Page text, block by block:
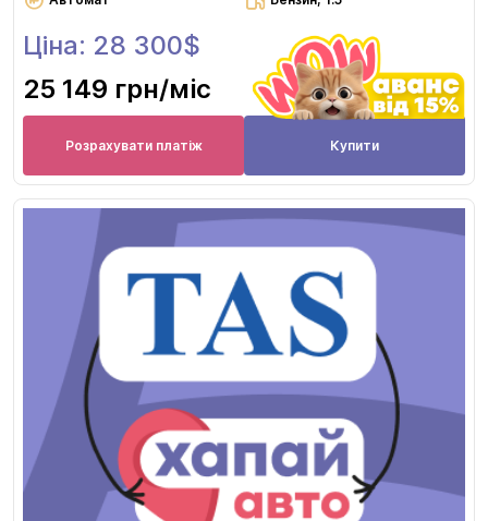
Ціна: 28 300$
25 149 грн/міс
Розрахувати платіж Купити